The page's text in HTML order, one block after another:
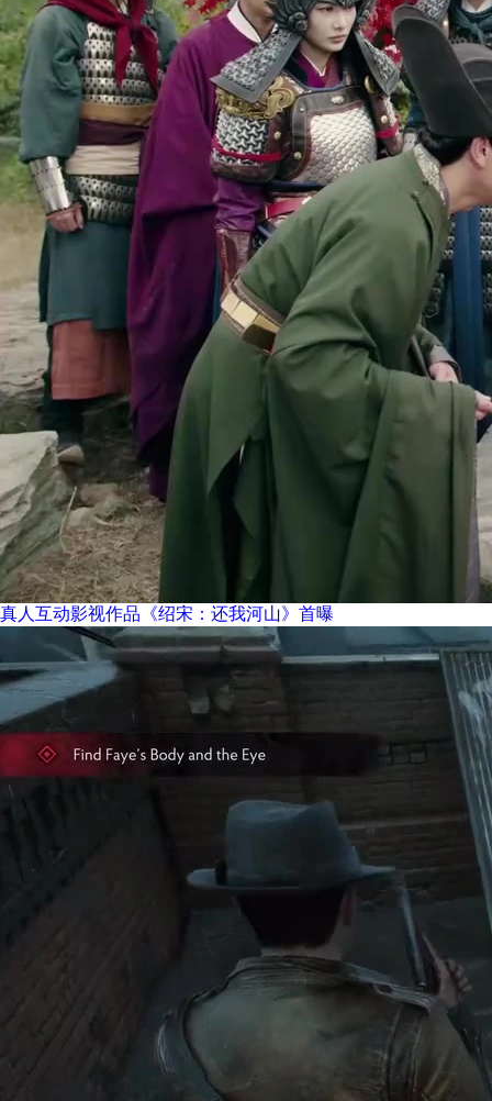
真人互动影视作品《绍宋：还我河山》首曝